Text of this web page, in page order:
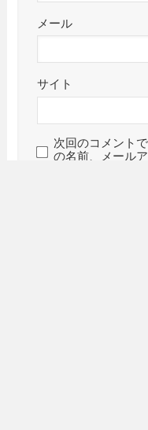
メール
サイト
次回のコメント
の名前、メール